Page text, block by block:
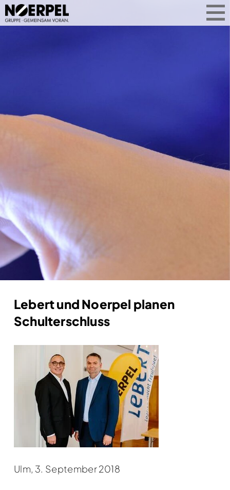
Unternehmensgruppe auf einen Blick.
Ob Geschäftsentwicklung, Services
oder Standorterweiterung: Sie
erfahren, was Noerpel bewegt –
Lebert und Noerpel planen
Schulterschluss
Ulm, 3. September 2018